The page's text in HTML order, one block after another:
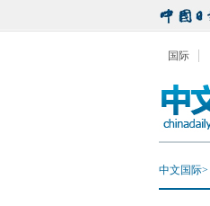
国际
中文国际>